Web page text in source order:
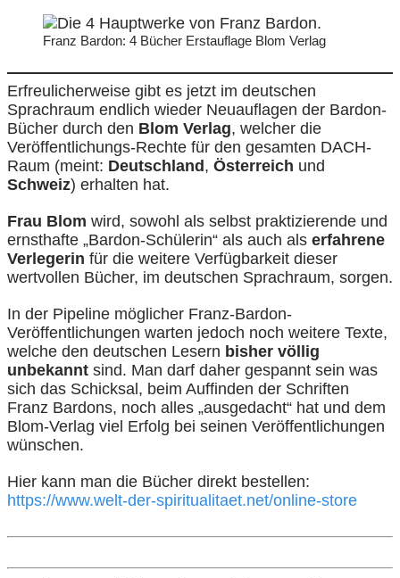
Franz Bardon: 4 Bücher Erstauflage Blom Verlag
Erfreulicherweise gibt es jetzt im deutschen
Sprachraum endlich wieder Neuauflagen der Bardon-
Bücher durch den Blom Verlag, welcher die
Veröffentlichungs-Rechte für den gesamten DACH-
Raum (meint: Deutschland, Österreich und
Schweiz) erhalten hat.
Frau Blom wird, sowohl als selbst praktizierende und
ernsthafte „Bardon-Schülerin“ als auch als erfahrene
Verlegerin für die weitere Verfügbarkeit dieser
wertvollen Bücher, im deutschen Sprachraum, sorgen.
In der Pipeline möglicher Franz-Bardon-
Veröffentlichungen warten jedoch noch weitere Texte,
welche den deutschen Lesern bisher völlig
unbekannt sind. Man darf daher gespannt sein was
sich das Schicksal, beim Auffinden der Schriften
Franz Bardons, noch alles „ausgedacht“ hat und dem
Blom-Verlag viel Erfolg bei seinen Veröffentlichungen
wünschen.
Hier kann man die Bücher direkt bestellen:
https://www.welt-der-spiritualitaet.net/online-store